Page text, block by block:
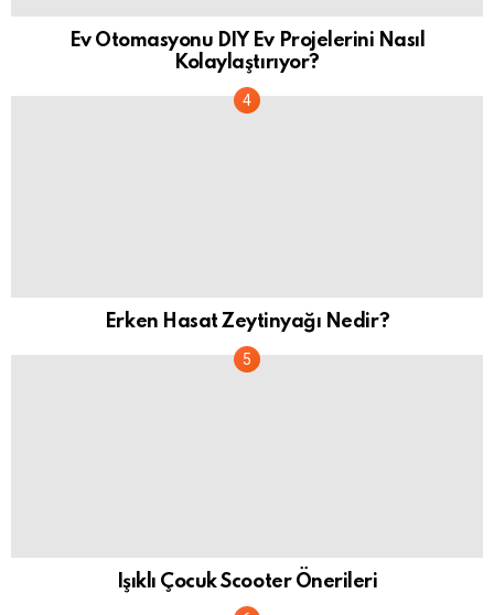
Ev Otomasyonu DIY Ev Projelerini Nasıl
Kolaylaştırıyor?
Erken Hasat Zeytinyağı Nedir?
Işıklı Çocuk Scooter Önerileri